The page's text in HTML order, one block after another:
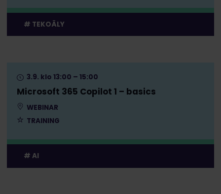
TEKOÄLY
Microsoft 365 Copilot 1 – basics
3.9. klo 13:00 – 15:00
WEBINAR
TRAINING
AI